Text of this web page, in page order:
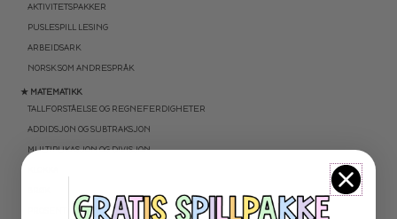
AKTIVITETSPAKKER
PUSLESPILL LESING
ARBEIDSARK
NORSK SOM ANDRESPRÅK
★ MATEMATIKK
TALLFORSTÅELSE OG REGNEFERDIGHETER
ADDIDSJON OG SUBTRAKSJON
MULTIPLIKASJON OG DIVISJON